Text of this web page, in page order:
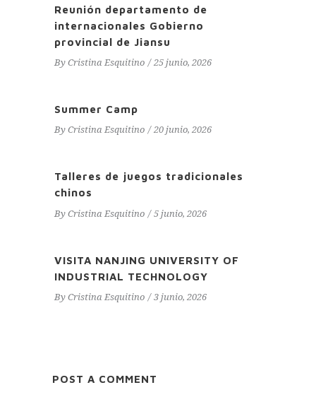
Reunión departamento de
internacionales Gobierno
provincial de Jiansu
By Cristina Esquitino 25 junio, 2026
Summer Camp
By Cristina Esquitino 20 junio, 2026
Talleres de juegos tradicionales
chinos
By Cristina Esquitino 5 junio, 2026
VISITA NANJING UNIVERSITY OF
INDUSTRIAL TECHNOLOGY
By Cristina Esquitino 3 junio, 2026
POST A COMMENT